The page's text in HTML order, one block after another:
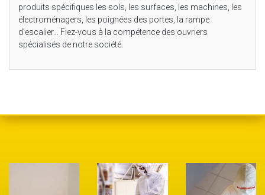
produits spécifiques les sols, les surfaces, les machines, les
électroménagers, les poignées des portes, la rampe
d’escalier… Fiez-vous à la compétence des ouvriers
spécialisés de notre société.